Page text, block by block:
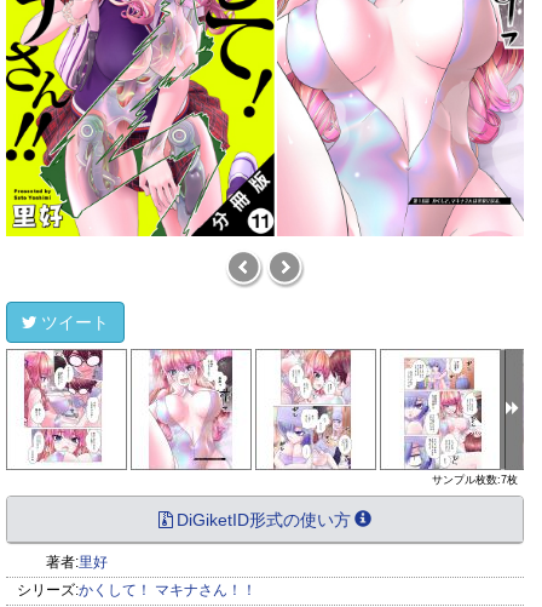
ツイート
サンプル枚数:7枚
DiGiketID形式の使い方
著者:里好
シリーズ:かくして！ マキナさん！！